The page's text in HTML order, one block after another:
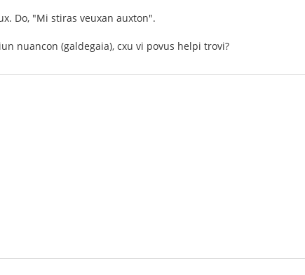
Do, "Mi stiras veuxan auxton".
nuancon (galdegaia), cxu vi povus helpi trovi?